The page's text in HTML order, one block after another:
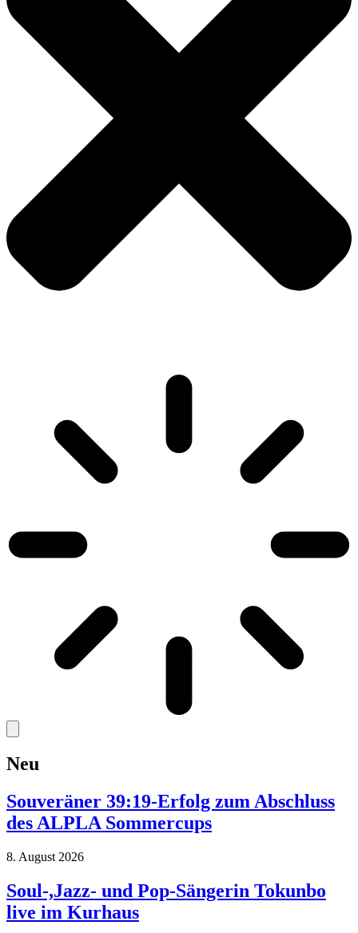
Neu
Souveräner 39:19-Erfolg zum Abschluss
des ALPLA Sommercups
8. August 2026
Soul-,Jazz- und Pop-Sängerin Tokunbo
live im Kurhaus